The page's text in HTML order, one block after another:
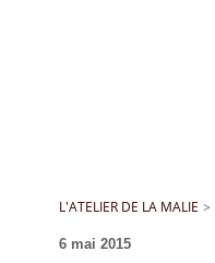
L'ATELIER DE LA MALIE >
6 mai 2015